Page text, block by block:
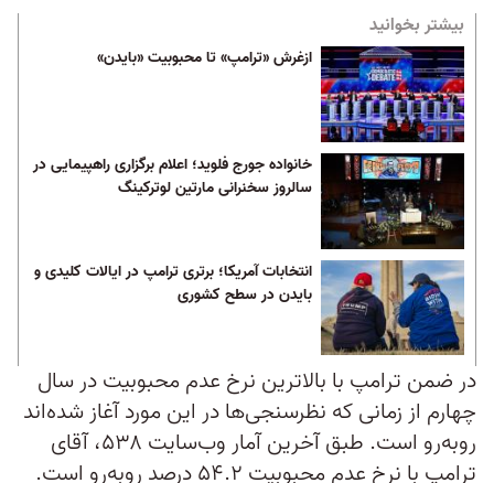
بیشتر بخوانید
ازغرش «ترامپ» تا محبوبیت «بایدن»
خانواده جورج فلوید؛ اعلام برگزاری راهپیمایی در
سالروز سخنرانی مارتین لوترکینگ
انتخابات آمریکا؛ برتری ترامپ در ایالات کلیدی و
بایدن در سطح کشوری
در ضمن ترامپ با بالاترین نرخ عدم محبوبیت در سال
چهارم از زمانی که نظرسنجی‌ها در این مورد آغاز شده‌اند
روبه‌رو است. طبق آخرین آمار وب‌سایت ۵۳۸، آقای
ترامپ با نرخ عدم محبوبیت ۵۴.۲ درصد روبه‌رو است.